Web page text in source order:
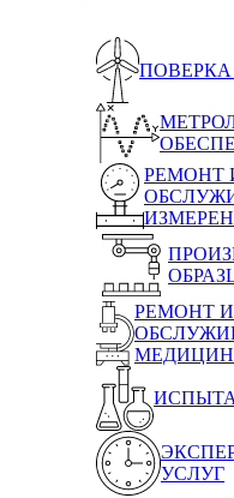
РЕМОНТ
РЕМОНТ
УСЛУГ